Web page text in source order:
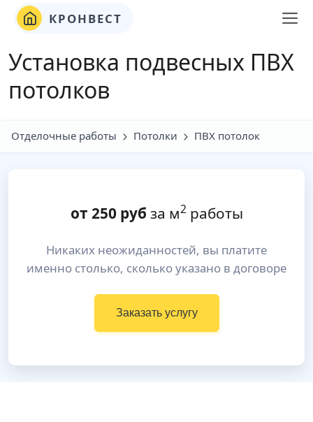
КРОНВЕСТ
Установка подвесных ПВХ
потолков
Отделочные работы Потолки ПВХ потолок
от 250руб за м2работы
Никаких неожиданностей, вы платите
именно столько, сколько указано в договоре
Заказать услугу